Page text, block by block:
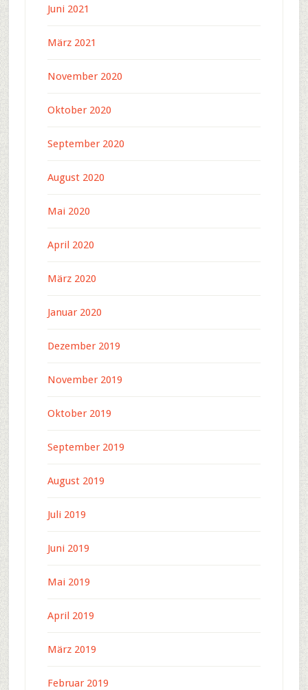
Juni 2021
März 2021
November 2020
Oktober 2020
September 2020
August 2020
Mai 2020
April 2020
März 2020
Januar 2020
Dezember 2019
November 2019
Oktober 2019
September 2019
August 2019
Juli 2019
Juni 2019
Mai 2019
April 2019
März 2019
Februar 2019